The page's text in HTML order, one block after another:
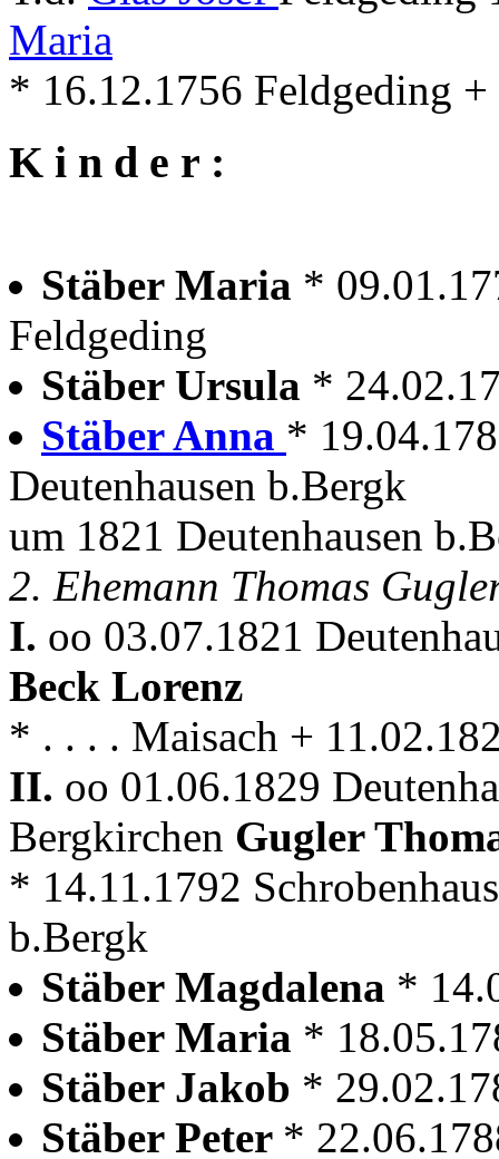
Maria
* 16.12.1756 Feldgeding
K i n d e r :
Stäber Maria *
Feldgeding
Stäber Ursula *
Stäber Anna *
Deutenhausen b.Bergk
um 1821 Deutenhausen
2. Ehemann Thomas
I. oo 03.07.1821
Beck Lorenz
* . . . . Maisach +
II. oo 01.06.1829
Bergkirchen Gugler
* 14.11.1792
b.Bergk
Stäber Magdalena *
Stäber Maria *
Stäber Jakob *
Stäber Peter *